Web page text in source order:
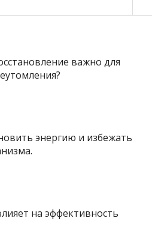
важно для
энергию и избежать
на эффективность